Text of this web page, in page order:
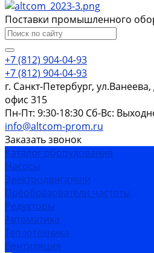
Поставки промышленного
+7 (812) 904-04-93
+7 (812) 904-04-93
г. Санкт-Петербург,
офис 315
Пн-Пт: 9:30-18:30 Cб-Вс:
info@altcom-prom.ru
Заказать звонок
Каталог оборудования
Насосы
Электродвигатели
Преобразователи частоты
Редукторы
Автоматика
Теплотехника
Вентиляция